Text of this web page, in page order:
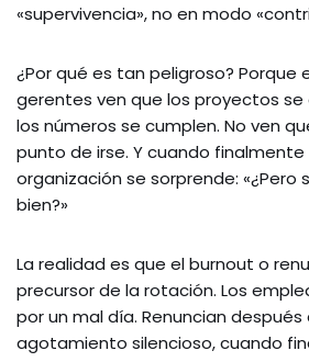
«supervivencia», no en modo
¿Por qué es tan peligroso? Porque
gerentes ven que los proyectos se
los números se cumplen. No ven
punto de irse. Y cuando finalmente
organización se sorprende:
bien?»
La realidad es que el burnout o
precursor de la rotación. Los
por un mal día. Renuncian
agotamiento silencioso, cuando